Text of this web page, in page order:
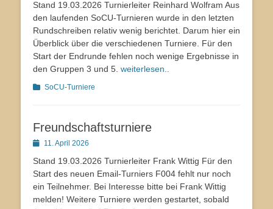
Stand 19.03.2026 Turnierleiter Reinhard Wolfram Aus
den laufenden SoCU-Turnieren wurde in den letzten
Rundschreiben relativ wenig berichtet. Darum hier ein
Überblick über die verschiedenen Turniere. Für den
Start der Endrunde fehlen noch wenige Ergebnisse in
den Gruppen 3 und 5. weiterlesen..
Kategorien
SoCU-Turniere
Freundschaftsturniere
Veröffentlicht
11. April 2026
Stand 19.03.2026 Turnierleiter Frank Wittig Für den
Start des neuen Email-Turniers F004 fehlt nur noch
ein Teilnehmer. Bei Interesse bitte bei Frank Wittig
melden! Weitere Turniere werden gestartet, sobald